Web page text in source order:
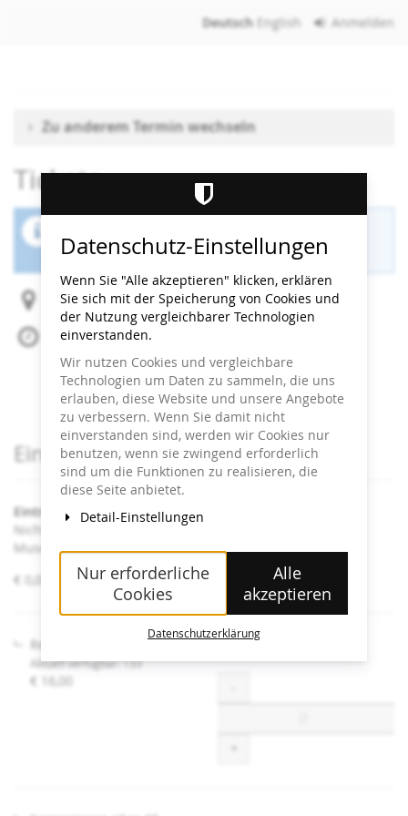
Deutsch English Anmelden
Zu anderem Termin wechseln
Tickets
ist beendet.
Heidi Horten Collection
So, 17. Mai 2026
Beginn:
13:30 Uhr
Ende:14:00Uhr
Zum Kalender hinzufügen
Produkte
Eintrittskarten
Eintritt Heidi Horten Collection
Nicht angeführte Ermäßigungen sind an der Kassa im
Museum erhältlich.
von
€ 0,00 – € 16,00
Regulär
Aktuell verfügbar: 133
€ 16,00
Datenschutz-Einstellungen
Wenn Sie "Alle akzeptieren" klicken, erklären
Sie sich mit der Speicherung von Cookies und
der Nutzung vergleichbarer Technologien
einverstanden.
Wir nutzen Cookies und vergleichbare
Technologien um Daten zu sammeln, die uns
erlauben, diese Website und unsere Angebote
zu verbessern. Wenn Sie damit nicht
einverstanden sind, werden wir Cookies nur
benutzen, wenn sie zwingend erforderlich
sind um die Funktionen zu realisieren, die
diese Seite anbietet.
Detail-Einstellungen
Nur erforderliche
Cookies
Alle
akzeptieren
Datenschutzerklärung